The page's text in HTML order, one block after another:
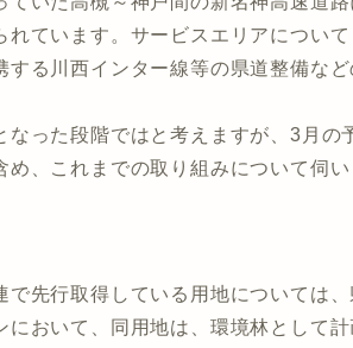
れています。サービスエリアについ
する川西インター線等の県道整備な
なった段階ではと考えますが、3月の
、これまでの取り組みについて伺い
先行取得している用地については
において、同用地は、環境林として